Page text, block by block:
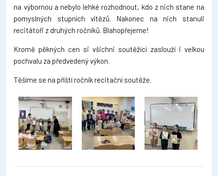
na výbornou a nebylo lehké rozhodnout, kdo z nich stane na
pomyslných stupních vítězů. Nakonec na nich stanuli
recitátoři z druhých ročníků. Blahopřejeme!
Kromě pěkných cen si všichni soutěžící zaslouží i velkou
pochvalu za předvedený výkon.
Těšíme se na příští ročník recitační soutěže.